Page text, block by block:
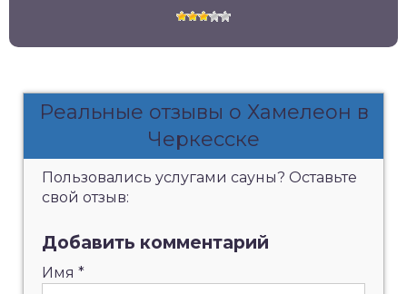
Реальные отзывы о Хамелеон в
Черкесске
Пользовались услугами сауны? Оставьте
свой отзыв:
Добавить комментарий
Имя *